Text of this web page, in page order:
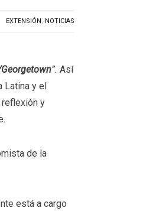
EXTENSIÓN, NOTICIAS
”. Así
Latina y el
y
de la
está a cargo